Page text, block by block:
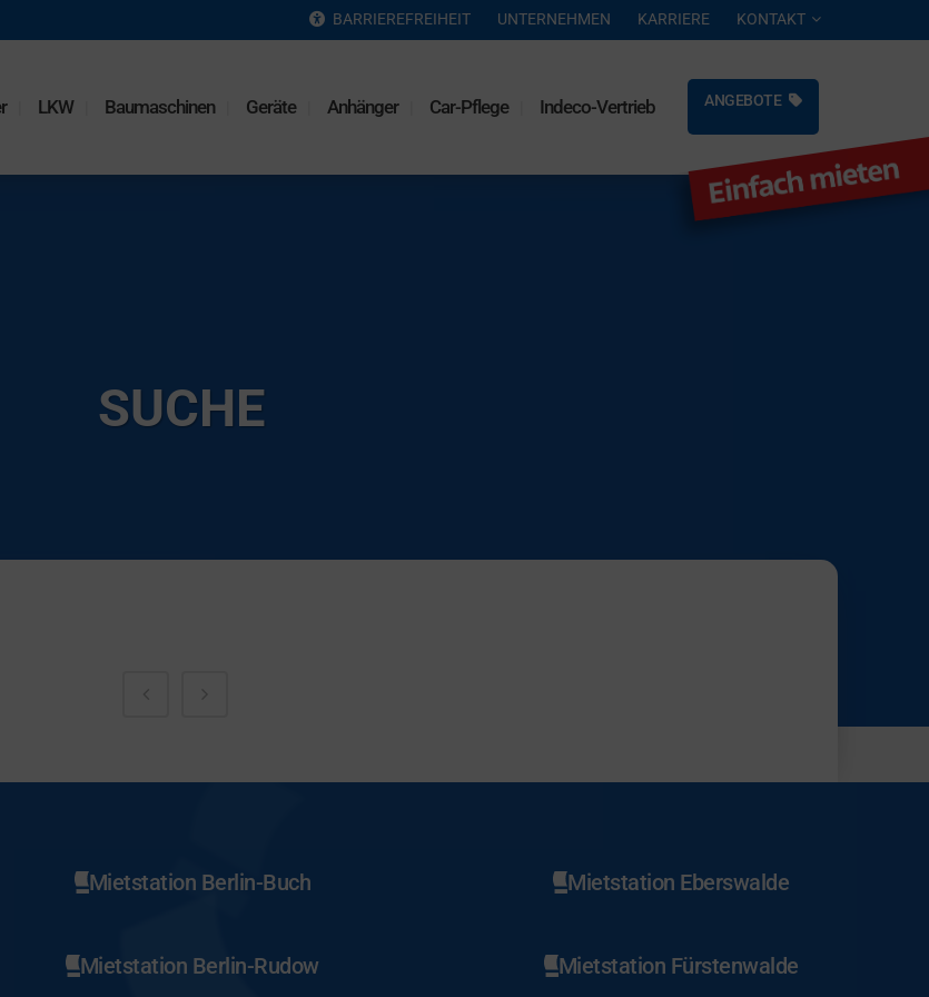
BARRIEREFREIHEIT UNTERNEHMEN KARRIERE KONTAKT
ANGEBOTE
LKW Baumaschinen Geräte Anhänger Car-Pflege Indeco-Vertrieb
SUCHE
Mietstation Berlin-Buch
Mietstation Berlin-Rudow
Mietstation Eberswalde
Mietstation Fürstenwalde